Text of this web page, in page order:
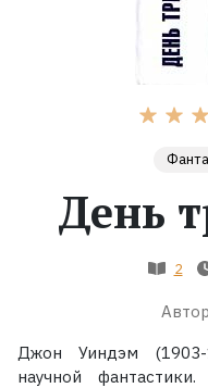
Серии
Экранизации
Коллекции
День
2
Джон Уиндэм (1903-
научной